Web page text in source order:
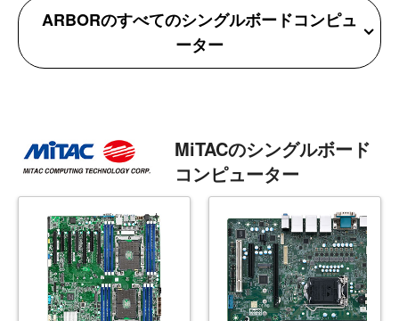
ARBORのすべてのシングルボードコンピュ
ーター
MiTACのシングルボード
コンピューター